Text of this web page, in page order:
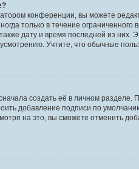
конференции, вы можете
только в течение
дату и время последней из
Учтите, что обычные
создать её в личном разделе.
добавление подписи по
на это, вы сможете отменить